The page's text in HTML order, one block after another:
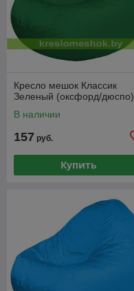
Кресло мешок Классик
Зеленый (оксфорд/дюспо)
В наличии
157 руб.
Купить